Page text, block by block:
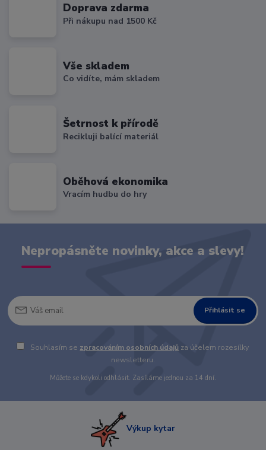
Doprava zdarma
Při nákupu nad 1500 Kč
Vše skladem
Co vidíte, mám skladem
Šetrnost k přírodě
Recikluji balící materiál
Oběhová ekonomika
Vracím hudbu do hry
Nepropásněte novinky, akce a slevy!
Přihlásit se
Souhlasím se zpracováním osobních údajů za účelem rozesílky
newsletteru.
Můžete se kdykoli odhlásit. Zasíláme jednou za 14 dní.
Výkup kytar